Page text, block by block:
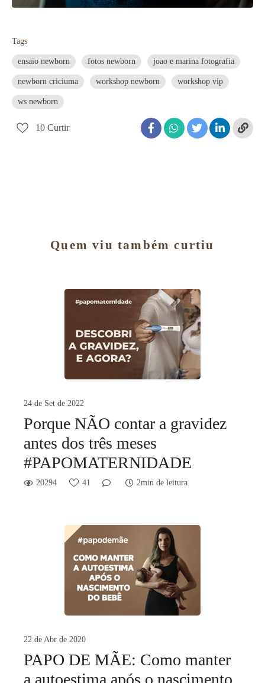
Tags
ensaio newborn fotos newborn joao e marina fotografia
newborn criciuma workshop newborn workshop vip
ws newborn
10 Curtir
Quem viu também curtiu
24 de Set de 2022
Porque NÃO contar a gravidez
antes dos três meses
#PAPOMATERNIDADE
20294 41 2min de leitura
22 de Abr de 2020
PAPO DE MÃE: Como manter
a autoestima após o nascimento